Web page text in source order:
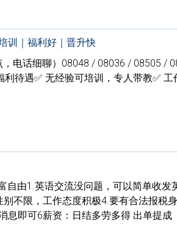
训｜福利好｜晋升快
电话细聊）08048 / 08036 / 08505 /
待遇✅ 无经验可培训，专人带教✅ 工
自由1.英语交流没问题，可以简单收发
不限，工作态度积极4.要有合法报税
息即可6薪资：日结多劳多得 出单提成